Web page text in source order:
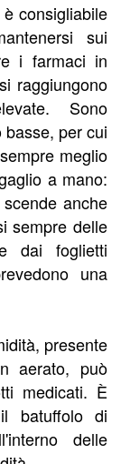
consigliabile
sui
i farmaci in
raggiungono
Sono
per cui
meglio
a mano:
anche
sempre delle
dai foglietti
una
presente
aerato, può
medicati. È
batuffolo di
delle